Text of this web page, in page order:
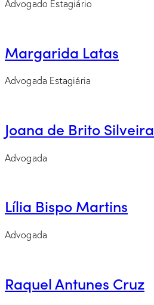
Advogado Estagiário
Margarida Latas
Advogada Estagiária
Joana de Brito Silveira
Advogada
Lília Bispo Martins
Advogada
Raquel Antunes Cruz